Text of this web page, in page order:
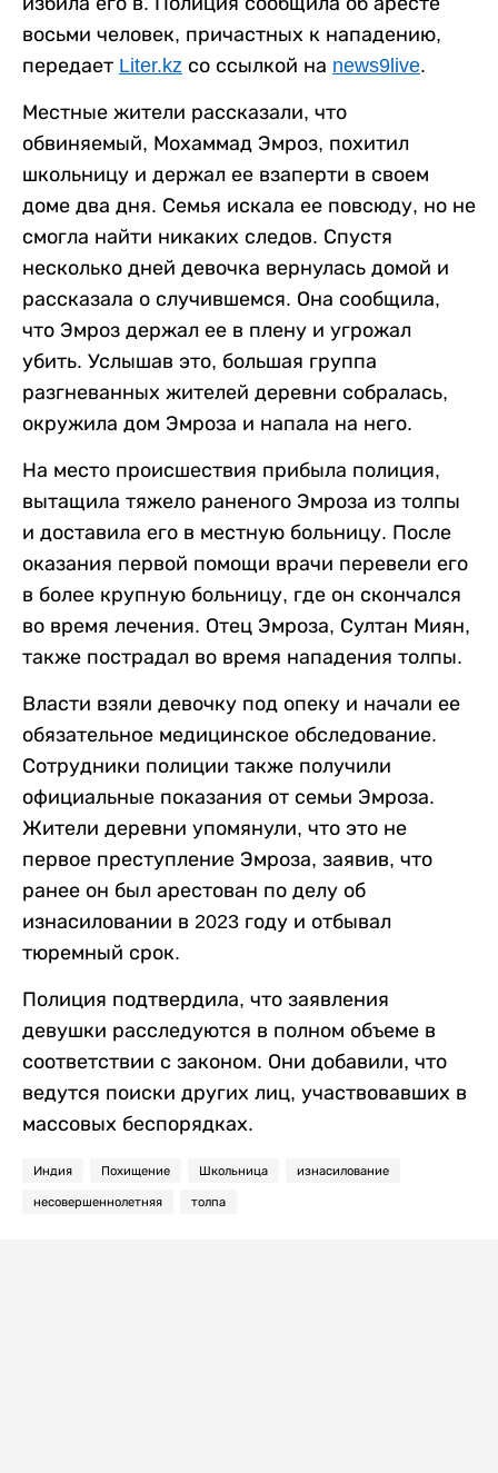
восьми человек, причастных к нападению,
передает Liter.kz со ссылкой на news9live.
Местные жители рассказали, что
обвиняемый, Мохаммад Эмроз, похитил
школьницу и держал ее взаперти в своем
доме два дня. Семья искала ее повсюду, но не
смогла найти никаких следов. Спустя
несколько дней девочка вернулась домой и
рассказала о случившемся. Она сообщила,
что Эмроз держал ее в плену и угрожал
убить. Услышав это, большая группа
разгневанных жителей деревни собралась,
окружила дом Эмроза и напала на него.
На место происшествия прибыла полиция,
вытащила тяжело раненого Эмроза из толпы
и доставила его в местную больницу. После
оказания первой помощи врачи перевели его
в более крупную больницу, где он скончался
во время лечения. Отец Эмроза, Султан Миян,
также пострадал во время нападения толпы.
Власти взяли девочку под опеку и начали ее
обязательное медицинское обследование.
Сотрудники полиции также получили
официальные показания от семьи Эмроза.
Жители деревни упомянули, что это не
первое преступление Эмроза, заявив, что
ранее он был арестован по делу об
изнасиловании в 2023 году и отбывал
тюремный срок.
Полиция подтвердила, что заявления
девушки расследуются в полном объеме в
соответствии с законом. Они добавили, что
ведутся поиски других лиц, участвовавших в
массовых беспорядках.
Индия Похищение Школьница изнасилование
несовершеннолетняя толпа